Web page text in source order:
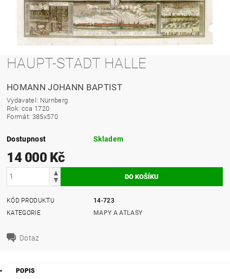
HAUPT-STADT HALLE
HOMANN JOHANN BAPTIST
Vydavatel: Nürnberg
Rok: cca 1720
Formát: 385x570
Dostupnost Skladem
14 000 Kč
KÓD PRODUKTU
14-723
KATEGORIE
MAPY A ATLASY
Dotaz
POPIS